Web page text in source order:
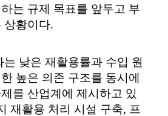
는 규제 목표를 앞두고 부
상황이다.
낮은 재활용률과 수입 원
높은 의존 구조를 동시에
를 산업계에 제시하고 있
재활용 처리 시설 구축, 프